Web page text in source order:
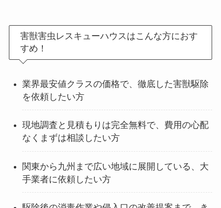
害獣害虫レスキューハウスはこんな方におす
すめ！
業界最安値クラスの価格で、徹底した害獣駆除
を依頼したい方
現地調査と見積もりは完全無料で、費用の心配
なくまずは相談したい方
関東から九州まで広い地域に展開している、大
手業者に依頼したい方